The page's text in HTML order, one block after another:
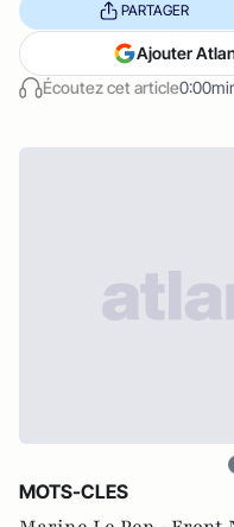
Écoutez cet article
PARTAGER
Ajouter
MOTS-CLES